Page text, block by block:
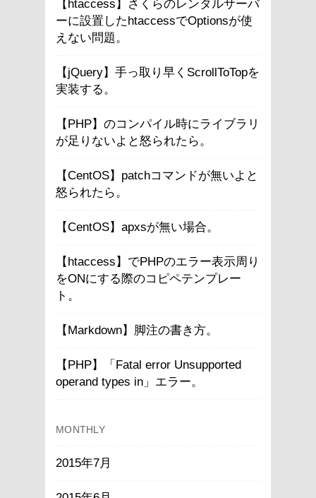
【htaccess】さくらのレンタルサーバ
ーに設置したhtaccessでOptionsが使
えない問題。
【jQuery】手っ取り早くScrollToTopを
実装する。
【PHP】のコンパイル時にライブラリ
が足りないよと怒られたら。
【CentOS】patchコマンドが無いよと
怒られたら。
【CentOS】apxsが無い場合。
【htaccess】でPHPのエラー表示周り
をONにする際のコピペテンプレー
ト。
【Markdown】脚注の書き方。
【PHP】「Fatal error Unsupported
operand types in」エラー。
MONTHLY
2015年7月